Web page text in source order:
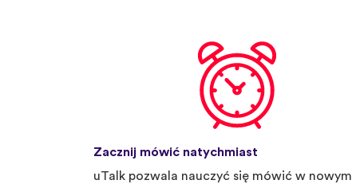
Zacznij mówić natychmiast
uTalk pozwala nauczyć się mówić w nowym